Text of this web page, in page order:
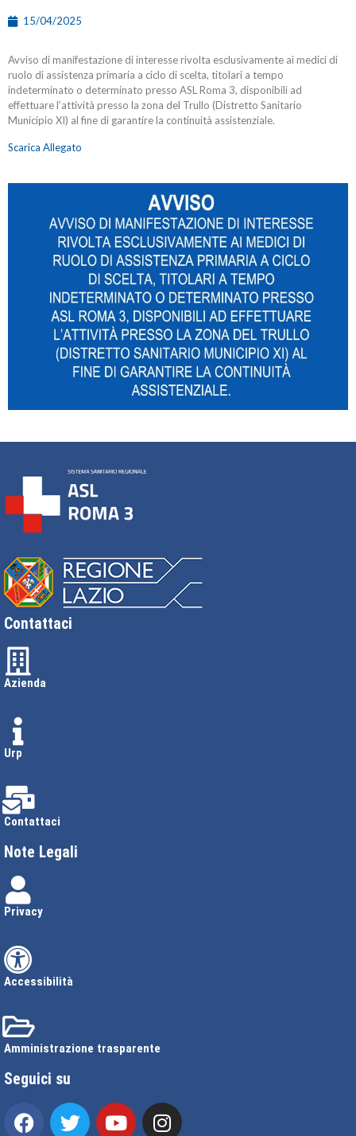
15/04/2025
Avviso di manifestazione di interesse rivolta esclusivamente ai medici di
ruolo di assistenza primaria a ciclo di scelta, titolari a tempo
indeterminato o determinato presso ASL Roma 3, disponibili ad
effettuare l’attività presso la zona del Trullo (Distretto Sanitario
Municipio XI) al fine di garantire la continuità assistenziale.
Scarica Allegato
Contattaci
Azienda
Urp
Contattaci
Note Legali
Privacy
Accessibilità
Amministrazione trasparente
Seguici su